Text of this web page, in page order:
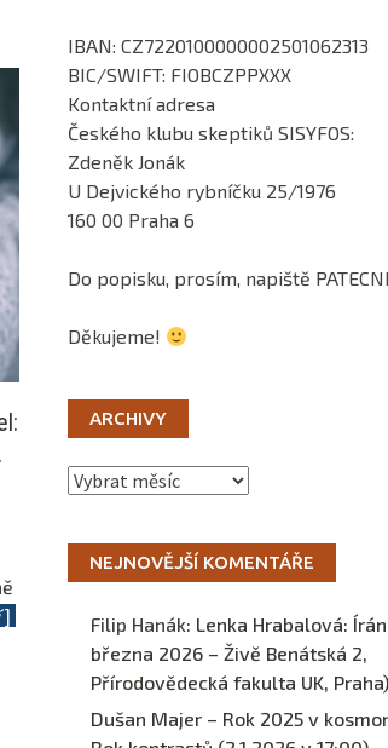
]
IBAN: CZ7220100000002501062313
BIC/SWIFT: FIOBCZPPXXX
Kontaktní adresa
Českého klubu skeptiků SISYFOS:
Zdeněk Jonák
U Dejvického rybníčku 25/1976
160 00 Praha 6
Do popisku, prosím, napiště
Děkujeme!
ARCHIVY
Archivy
NEJNOVĚJŠÍ KOMENTÁŘE
Filip Hanák: Lenka Hrabalová:
března 2026 – Živě Benátská 2,
Přírodovědecká fakulta UK, Praha)
Dušan Majer – Rok 2025 v